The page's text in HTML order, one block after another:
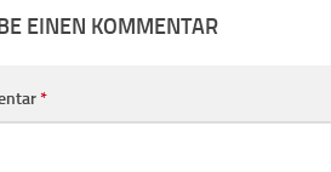
EINEN KOMMENTAR
*